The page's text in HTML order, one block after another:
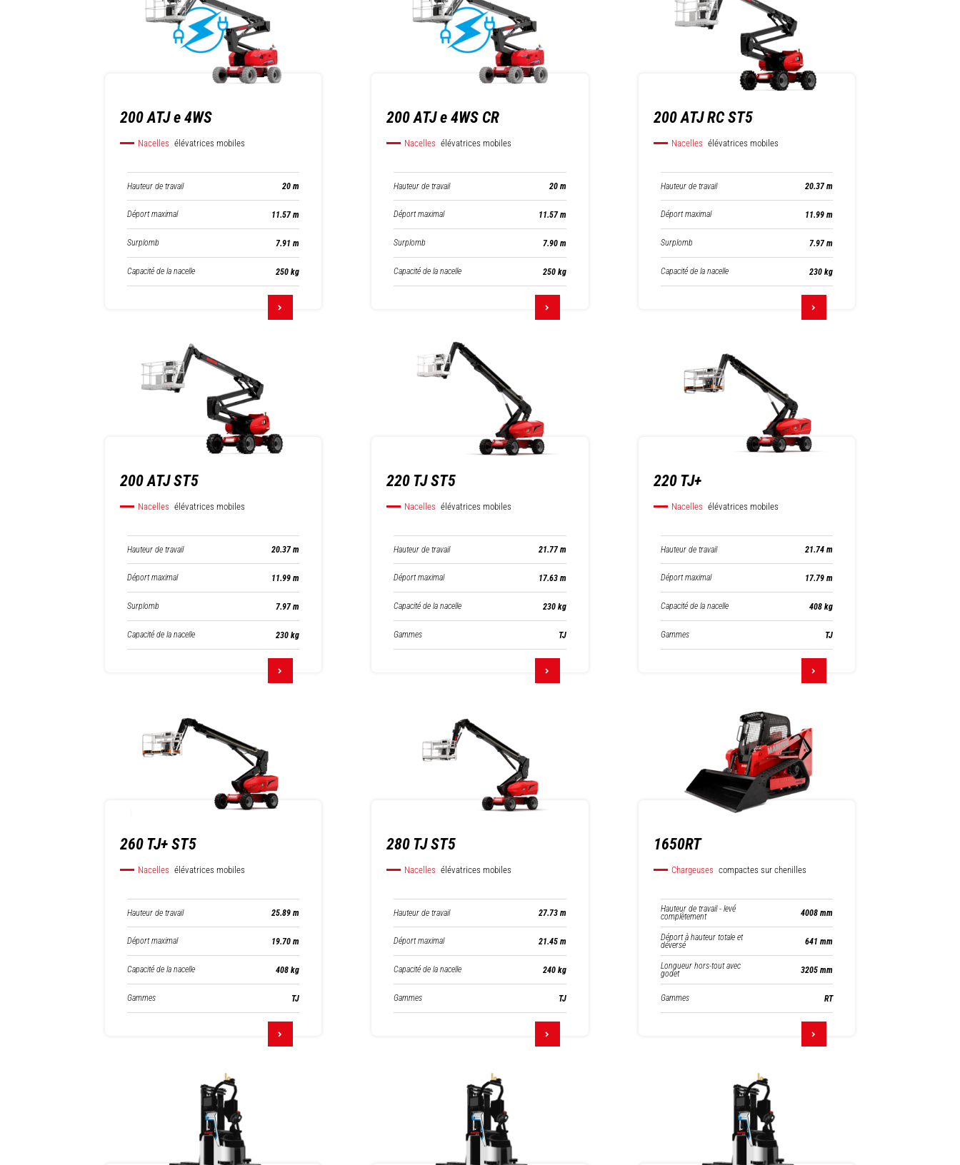
200 ATJ e 4WS
Nacelles élévatrices mobiles
Hauteur de travail 20 m
Déport maximal 11.57 m
Surplomb 7.91 m
Capacité de la nacelle 250 kg
200 ATJ e 4WS CR
Nacelles élévatrices mobiles
Hauteur de travail 20 m
Déport maximal 11.57 m
Surplomb 7.90 m
Capacité de la nacelle 250 kg
200 ATJ RC ST5
Nacelles élévatrices mobiles
Hauteur de travail 20.37 m
Déport maximal 11.99 m
Surplomb 7.97 m
Capacité de la nacelle 230 kg
200 ATJ ST5
Nacelles élévatrices mobiles
Hauteur de travail 20.37 m
Déport maximal 11.99 m
Surplomb 7.97 m
Capacité de la nacelle 230 kg
220 TJ ST5
Nacelles élévatrices mobiles
Hauteur de travail 21.77 m
Déport maximal 17.63 m
Capacité de la nacelle 230 kg
Gammes TJ
220 TJ+
Nacelles élévatrices mobiles
Hauteur de travail 21.74 m
Déport maximal 17.79 m
Capacité de la nacelle 408 kg
Gammes TJ
260 TJ+ ST5
Nacelles élévatrices mobiles
Hauteur de travail 25.89 m
Déport maximal 19.70 m
Capacité de la nacelle 408 kg
Gammes TJ
280 TJ ST5
Nacelles élévatrices mobiles
Hauteur de travail 27.73 m
Déport maximal 21.45 m
Capacité de la nacelle 240 kg
Gammes TJ
1650RT
Chargeuses compactes sur chenilles
Hauteur de travail - levé
complètement 4008 mm
Déport à hauteur totale et
déversé 641 mm
Longueur hors-tout avec
godet 3205 mm
Gammes RT